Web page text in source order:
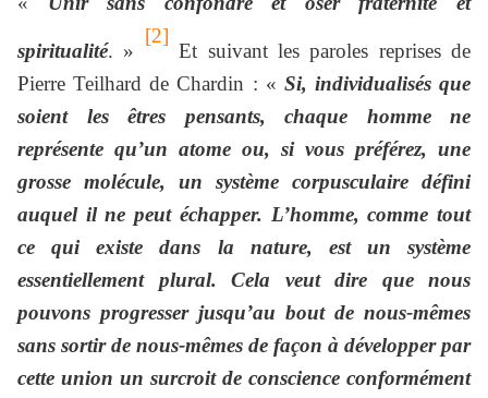
spiritualité. »
[2]
Et suivant les paroles reprises de
Pierre Teilhard de Chardin : « Si, individualisés que
soient les êtres pensants, chaque homme ne
représente qu’un atome ou, si vous préférez, une
grosse molécule, un système corpusculaire défini
auquel il ne peut échapper. L’homme, comme tout
ce qui existe dans la nature, est un système
essentiellement plural. Cela veut dire que nous
pouvons progresser jusqu’au bout de nous-mêmes
sans sortir de nous-mêmes de façon à développer par
cette union un surcroit de conscience conformément